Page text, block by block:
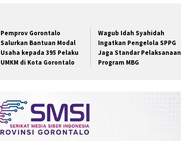
Pemprov Gorontalo
Salurkan Bantuan Modal
Usaha kepada 395 Pelaku
UMKM di Kota Gorontalo
Wagub Idah Syahidah
Ingatkan Pengelola SPPG
Jaga Standar Pelaksanaan
Program MBG